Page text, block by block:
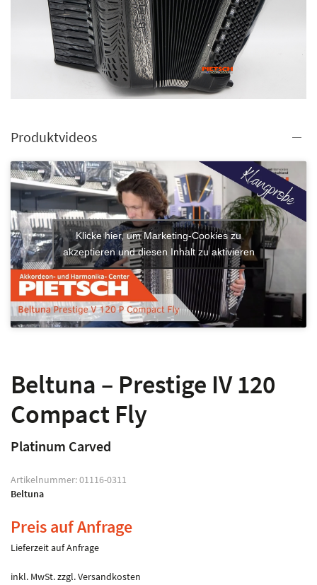
Produktvideos
Klicke hier, um Marketing-Cookies zu
akzeptieren und diesen Inhalt zu aktivieren
Beltuna – Prestige IV 120
Compact Fly
Platinum Carved
Artikelnummer:01116-0311
Beltuna
Preis auf Anfrage
Lieferzeit auf Anfrage
inkl. MwSt.zzgl.Versandkosten